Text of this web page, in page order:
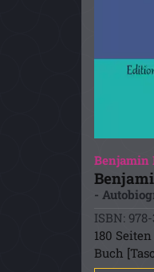
-
ISBN:
180 Seiten
Buch